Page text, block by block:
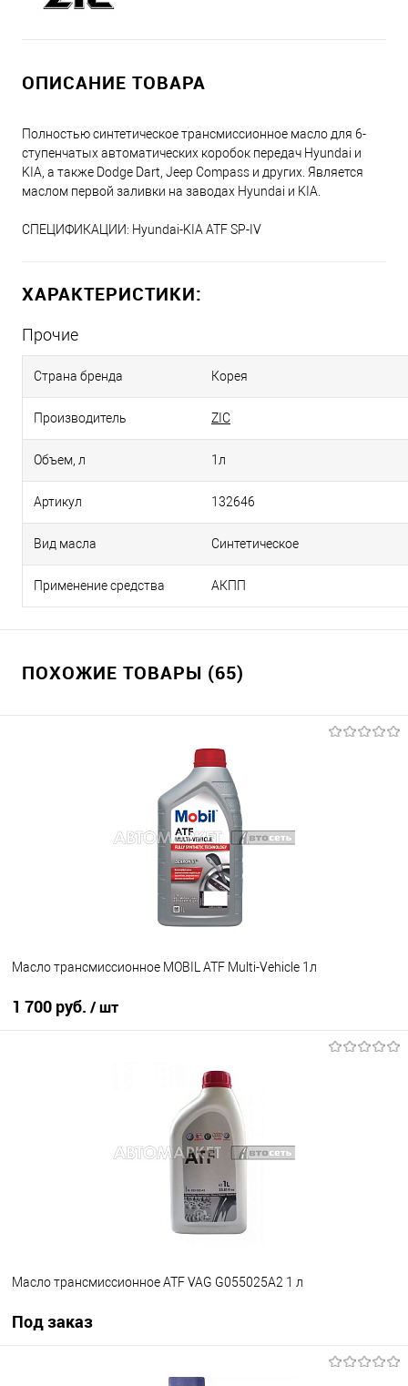
ОПИСАНИЕ ТОВАРА
Полностью синтетическое трансмисcионное масло для 6-
ступенчатых автоматических коробок передач Hyundai и
KIA, а также Dodge Dart, Jeep Compass и других. Является
маслом первой заливки на заводах Hyundai и KIA.
СПЕЦИФИКАЦИИ: Hyundai-KIA ATF SP-IV
ХАРАКТЕРИСТИКИ:
Прочие
Страна бренда Корея
Производитель ZIC
Объем, л 1л
Артикул 132646
Вид масла Синтетическое
Применение средства АКПП
ПОХОЖИЕ ТОВАРЫ (65)
Масло трансмиссионное MOBIL ATF Multi-Vehicle 1л
1 700 руб. / шт
Масло трансмиссионное ATF VAG G055025A2 1 л
Под заказ
Под заказ